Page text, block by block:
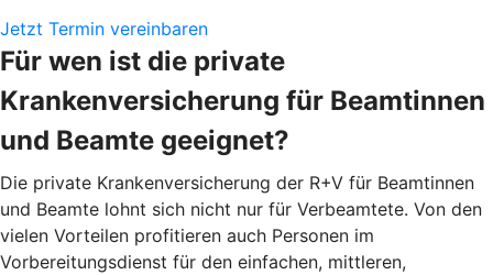
Jetzt Termin vereinbaren
Für wen ist die private
Krankenversicherung für Beamtinnen
und Beamte geeignet?
Die private Krankenversicherung der R+V für Beamtinnen
und Beamte lohnt sich nicht nur für Verbeamtete. Von den
vielen Vorteilen profitieren auch Personen im
Vorbereitungsdienst für den einfachen, mittleren,